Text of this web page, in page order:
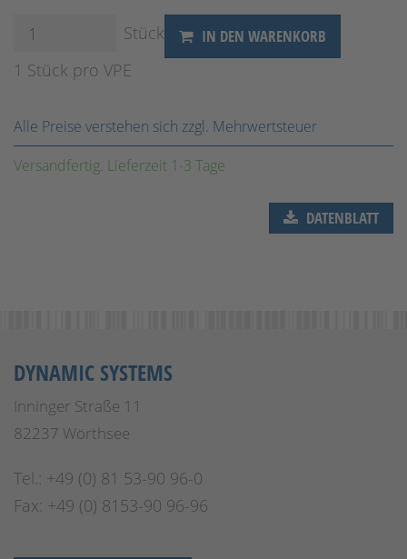
Stück IN DEN WARENKORB
1 Stück pro VPE
Alle Preise verstehen sich zzgl. Mehrwertsteuer
Versandfertig. Lieferzeit 1-3 Tage
DATENBLATT
DYNAMIC SYSTEMS
Inninger Straße 11
82237 Wörthsee
Tel.: +49 (0) 81 53-90 96-0
Fax: +49 (0) 8153-90 96-96